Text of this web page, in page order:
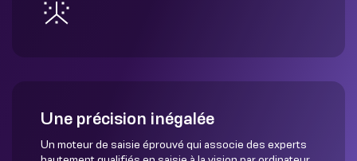
Une précision inégalée
Un moteur de saisie éprouvé qui associe des experts